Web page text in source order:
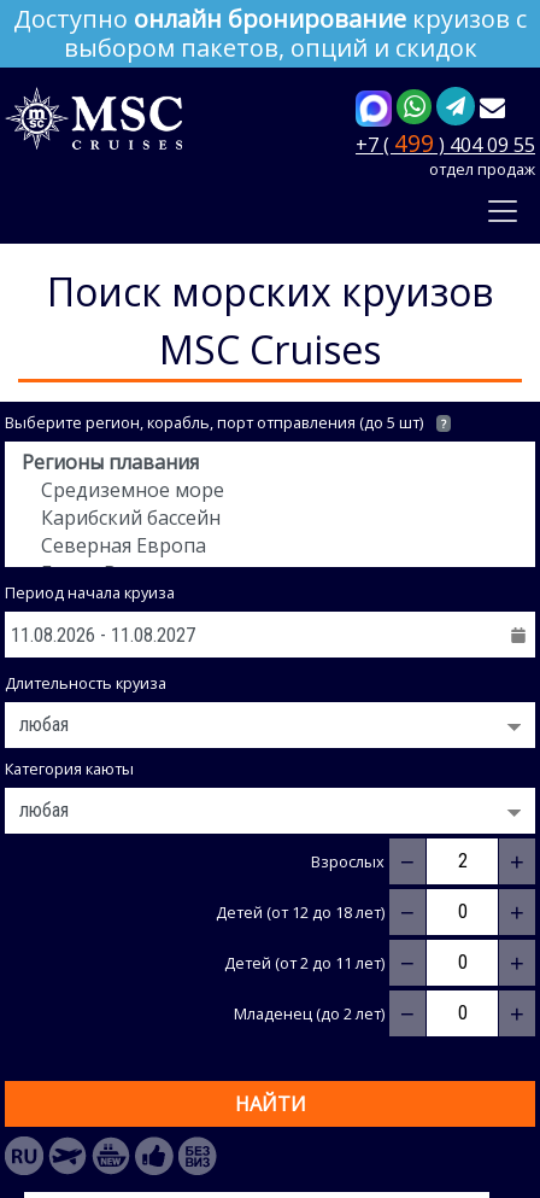
Доступно онлайн бронирование круизов с
выбором пакетов, опций и скидок
+7 ( 499 ) 404 09 55
отдел продаж
Поиск морских круизов
MSC Cruises
Выберите регион, корабль, порт отправления (до 5 шт) ?
Период начала круиза
Длительность круиза
Категория каюты
Взрослых − +
Детей (от 12 до 18 лет) − +
Детей (от 2 до 11 лет) − +
Младенец (до 2 лет) − +
НАЙТИ